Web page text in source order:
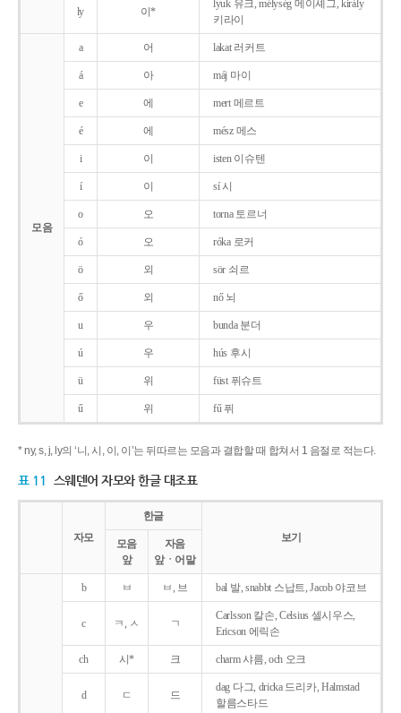
ly 이*
lyuk 유크, mélység 메이셰그, király
키라이
모음
a 어 lakat 러커트
á 아 máj 마이
e 에 mert 메르트
é 에 mész 메스
i 이 isten 이슈텐
í 이 sí 시
o 오 torna 토르너
ó 오 róka 로커
ö 외 sör 쇠르
ő 외 nő 뇌
u 우 bunda 분더
ú 우 hús 후시
ü 위 füst 퓌슈트
ű 위 fű 퓌
* ny, s, j, ly의 ‘니, 시, 이, 이’는 뒤따르는 모음과 결합할 때 합쳐서 1 음절로 적는다.
표 11 스웨덴어 자모와 한글 대조표
자모
한글
보기
모음
앞
자음
앞ㆍ어말
b ㅂ ㅂ, 브 bal 발, snabbt 스납트, Jacob 야코브
c ㅋ, ㅅ ㄱ
Carlsson 칼손, Celsius 셀시우스,
Ericson 에릭손
ch 시* 크 charm 샤름, och 오크
d ㄷ 드
dag 다그, dricka 드리카, Halmstad
할름스타드